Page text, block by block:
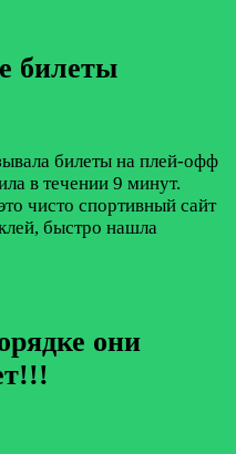
билеты
билеты на плей-офф
в течении 9 минут.
чисто спортивный сайт
быстро нашла
они